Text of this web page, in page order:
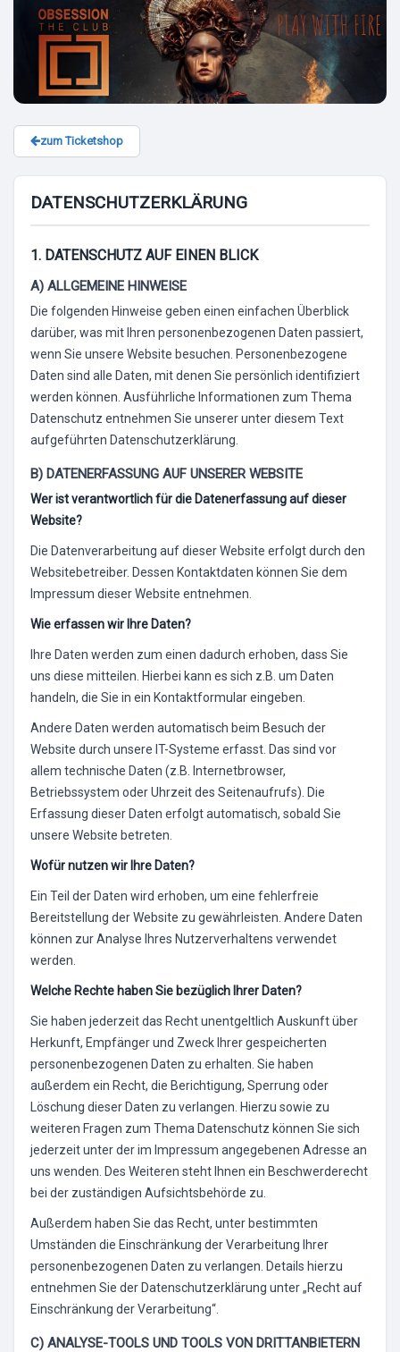
zum Ticketshop
DATENSCHUTZERKLÄRUNG
1. DATENSCHUTZ AUF EINEN BLICK
A) ALLGEMEINE HINWEISE
Die folgenden Hinweise geben einen einfachen Überblick
darüber, was mit Ihren personenbezogenen Daten passiert,
wenn Sie unsere Website besuchen. Personenbezogene
Daten sind alle Daten, mit denen Sie persönlich identifiziert
werden können. Ausführliche Informationen zum Thema
Datenschutz entnehmen Sie unserer unter diesem Text
aufgeführten Datenschutzerklärung.
B) DATENERFASSUNG AUF UNSERER WEBSITE
Wer ist verantwortlich für die Datenerfassung auf dieser
Website?
Die Datenverarbeitung auf dieser Website erfolgt durch den
Websitebetreiber. Dessen Kontaktdaten können Sie dem
Impressum dieser Website entnehmen.
Wie erfassen wir Ihre Daten?
Ihre Daten werden zum einen dadurch erhoben, dass Sie
uns diese mitteilen. Hierbei kann es sich z.B. um Daten
handeln, die Sie in ein Kontaktformular eingeben.
Andere Daten werden automatisch beim Besuch der
Website durch unsere IT-Systeme erfasst. Das sind vor
allem technische Daten (z.B. Internetbrowser,
Betriebssystem oder Uhrzeit des Seitenaufrufs). Die
Erfassung dieser Daten erfolgt automatisch, sobald Sie
unsere Website betreten.
Wofür nutzen wir Ihre Daten?
Ein Teil der Daten wird erhoben, um eine fehlerfreie
Bereitstellung der Website zu gewährleisten. Andere Daten
können zur Analyse Ihres Nutzerverhaltens verwendet
werden.
Welche Rechte haben Sie bezüglich Ihrer Daten?
Sie haben jederzeit das Recht unentgeltlich Auskunft über
Herkunft, Empfänger und Zweck Ihrer gespeicherten
personenbezogenen Daten zu erhalten. Sie haben
außerdem ein Recht, die Berichtigung, Sperrung oder
Löschung dieser Daten zu verlangen. Hierzu sowie zu
weiteren Fragen zum Thema Datenschutz können Sie sich
jederzeit unter der im Impressum angegebenen Adresse an
uns wenden. Des Weiteren steht Ihnen ein Beschwerderecht
bei der zuständigen Aufsichtsbehörde zu.
Außerdem haben Sie das Recht, unter bestimmten
Umständen die Einschränkung der Verarbeitung Ihrer
personenbezogenen Daten zu verlangen. Details hierzu
entnehmen Sie der Datenschutzerklärung unter „Recht auf
Einschränkung der Verarbeitung“.
C) ANALYSE-TOOLS UND TOOLS VON DRITTANBIETERN